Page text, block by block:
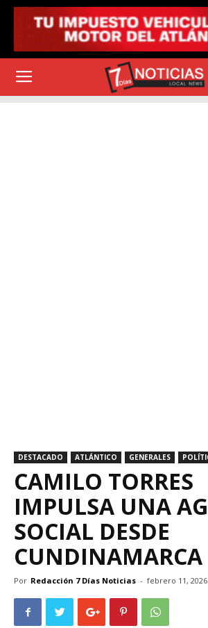
DESTACADO ATLÁNTICO GENERALES
CAMILO TORRES
IMPULSA UNA
SOCIAL DESDE
CUNDINAMARCA
Por Redacción 7 Días Noticias - febrero 11, 2026